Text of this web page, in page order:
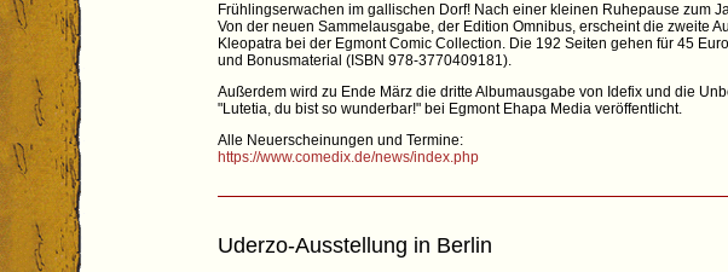
Frühlingserwachen im gallischen Dorf! Nach einer kleinen Ruhepause zum
Von der neuen Sammelausgabe, der Edition Omnibus, erscheint die zweite
Kleopatra bei der Egmont Comic Collection. Die 192 Seiten gehen für 45
und Bonusmaterial (ISBN 978-3770409181).
Außerdem wird zu Ende März die dritte Albumausgabe von Idefix und die
"Lutetia, du bist so wunderbar!" bei Egmont Ehapa Media veröffentlicht.
Alle Neuerscheinungen und Termine:
https://www.comedix.de/news/index.php
Uderzo-Ausstellung in Berlin